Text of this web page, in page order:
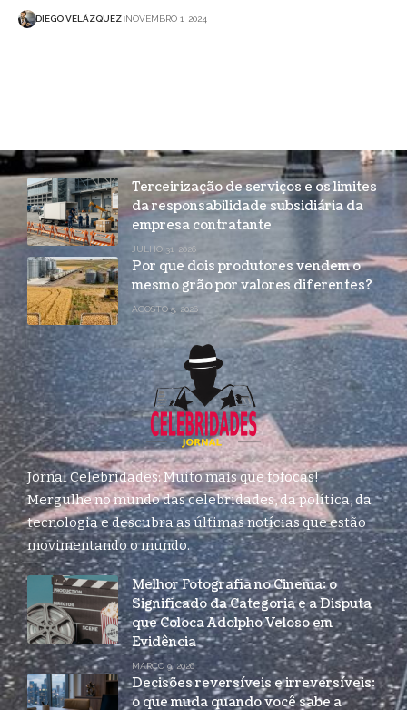
DIEGO VELÁZQUEZ NOVEMBRO 1, 2024
Terceirização de serviços e os limites
da responsabilidade subsidiária da
empresa contratante
JULHO 31, 2026
Por que dois produtores vendem o
mesmo grão por valores diferentes?
AGOSTO 5, 2026
Jornal Celebridades: Muito mais que fofocas!
Mergulhe no mundo das celebridades, da política, da
tecnologia e descubra as últimas notícias que estão
movimentando o mundo.
Melhor Fotografia no Cinema: o
Significado da Categoria e a Disputa
que Coloca Adolpho Veloso em
Evidência
MARÇO 9, 2026
Decisões reversíveis e irreversíveis:
o que muda quando você sabe a